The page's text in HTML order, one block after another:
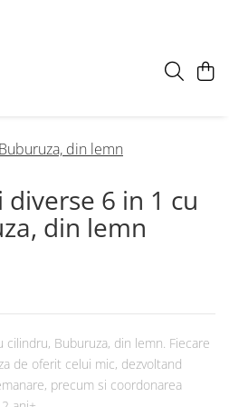
din lemn
6 in 1 cu
din lemn
Buburuza, din lemn. Fiecare
de oferit celui mic, dezvoltand
precum si coordonarea